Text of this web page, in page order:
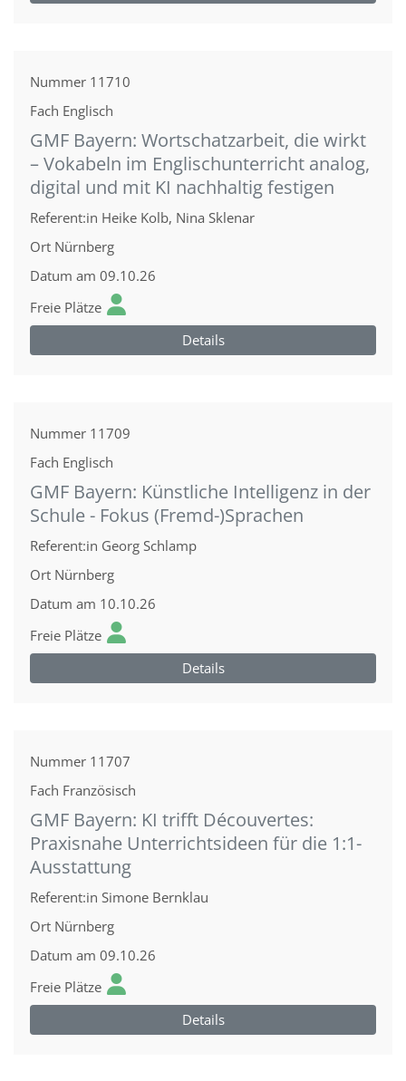
Nummer 11710
Fach Englisch
GMF Bayern: Wortschatzarbeit, die wirkt
– Vokabeln im Englischunterricht analog,
digital und mit KI nachhaltig festigen
Referent:in Heike Kolb, Nina Sklenar
Ort Nürnberg
Datum am 09.10.26
Freie Plätze
Details
Nummer 11709
Fach Englisch
GMF Bayern: Künstliche Intelligenz in der
Schule - Fokus (Fremd-)Sprachen
Referent:in Georg Schlamp
Ort Nürnberg
Datum am 10.10.26
Freie Plätze
Details
Nummer 11707
Fach Französisch
GMF Bayern: KI trifft Découvertes:
Praxisnahe Unterrichtsideen für die 1:1-
Ausstattung
Referent:in Simone Bernklau
Ort Nürnberg
Datum am 09.10.26
Freie Plätze
Details